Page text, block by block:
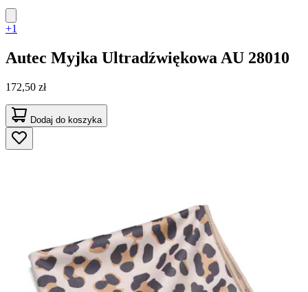
+1
Autec Myjka Ultradźwiękowa AU 28010
172,50 zł
Dodaj do koszyka